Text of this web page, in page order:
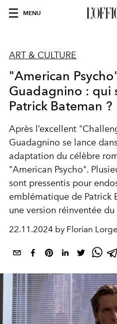
MENU
ART & CULTURE
"American
Guadagnino : qui
Patrick Bateman ?
Après l’excellent
Guadagnino se lance
adaptation du célèbre
"American Psycho".
sont pressentis pour
emblématique de Patrick
une version réinventée
22.11.2024 by Florian Lorge